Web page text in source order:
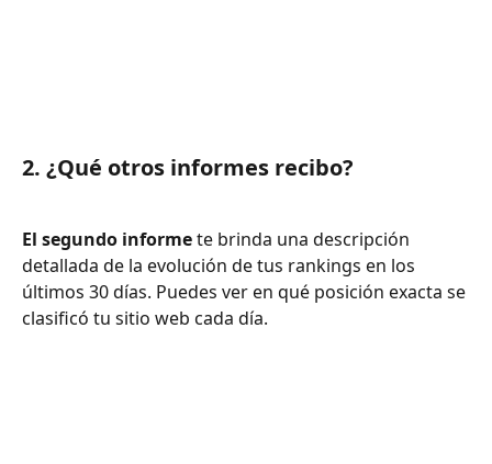
2. ¿Qué otros informes recibo?
El segundo informe te brinda una descripción
detallada de la evolución de tus rankings en los
últimos 30 días. Puedes ver en qué posición exacta se
clasificó tu sitio web cada día.